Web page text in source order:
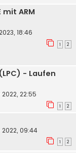
ARM
18:46
1 2
- Laufen
22:55
1 2
2022, 09:44
1 2